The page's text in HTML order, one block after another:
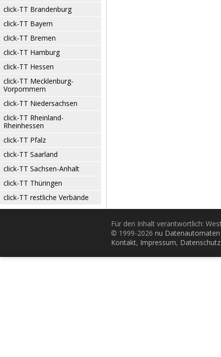
click-TT Brandenburg
click-TT Bayern
click-TT Bremen
click-TT Hamburg
click-TT Hessen
click-TT Mecklenburg-
Vorpommern
click-TT Niedersachsen
click-TT Rheinland-
Rheinhessen
click-TT Pfalz
click-TT Saarland
click-TT Sachsen-Anhalt
click-TT Thüringen
click-TT restliche Verbände
Für den Inhalt verantwortlich:
© 1999-2026 nu
Kontakt, Impressum, Datenschutz